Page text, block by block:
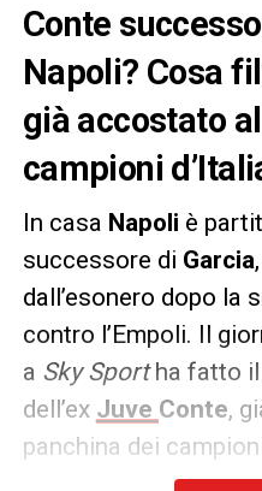
Conte
Napoli? Cosa
già accostato
campioni
In casa Napoli è
successore di Garcia
dall’esonero dopo la
contro l’Empoli. Il
a Sky Sportha fatto
dell’ex Juve Conte,
panchina dei